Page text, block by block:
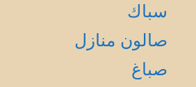
سباك
صالون منازل
صباغ